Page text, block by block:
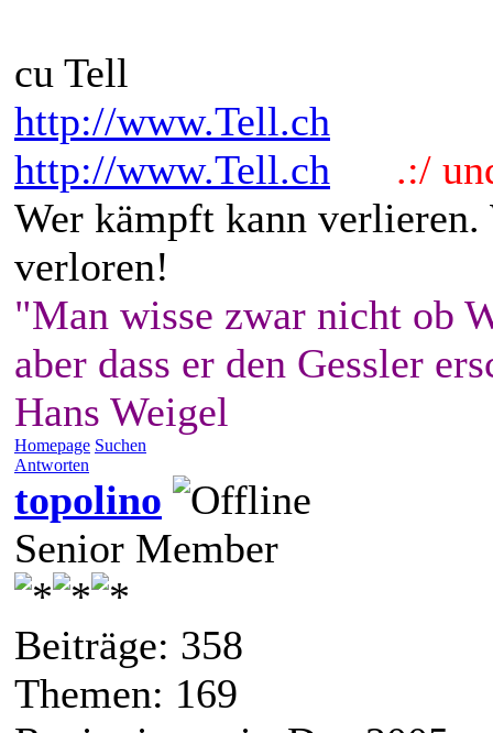
cu Tell
http://www.Tell.ch
http://www.Tell.ch
.:/
Wer kämpft kann
verloren!
"Man wisse zwar nicht ob
aber dass er den Gessler
Hans Weigel
Homepage Suchen
Antworten
topolino
Senior Member
Beiträge: 358
Themen: 169